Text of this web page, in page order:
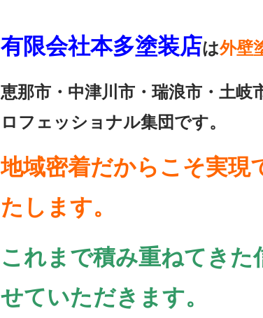
有限会社本多塗装店は外壁
恵那市・中津川市・瑞浪市・土
ロフェッショナル集団です。
地域密着だからこそ実現
たします。
これまで積み重ねてきた
せていただきます。